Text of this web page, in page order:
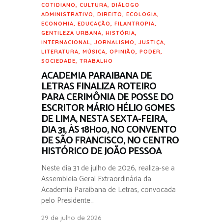
COTIDIANO, CULTURA, DIÁLOGO
ADMINISTRATIVO, DIREITO, ECOLOGIA,
ECONOMIA, EDUCAÇÃO, FILANTROPIA,
GENTILEZA URBANA, HISTÓRIA,
INTERNACIONAL, JORNALISMO, JUSTIÇA,
LITERATURA, MÚSICA, OPINIÃO, PODER,
SOCIEDADE, TRABALHO
ACADEMIA PARAIBANA DE
LETRAS FINALIZA ROTEIRO
PARA CERIMÔNIA DE POSSE DO
ESCRITOR MÁRIO HÉLIO GOMES
DE LIMA, NESTA SEXTA-FEIRA,
DIA 31, ÀS 18H00, NO CONVENTO
DE SÃO FRANCISCO, NO CENTRO
HISTÓRICO DE JOÃO PESSOA
Neste dia 31 de julho de 2026, realiza-se a
Assembleia Geral Extraordinária da
Academia Paraibana de Letras, convocada
pelo Presidente…
29 de julho de 2026